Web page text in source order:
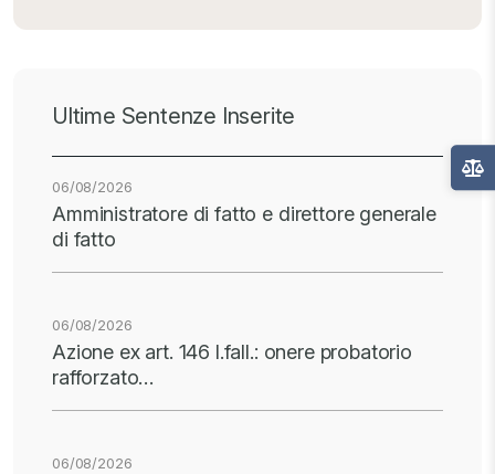
Ultime Sentenze Inserite
06/08/2026
Amministratore di fatto e direttore generale
di fatto
06/08/2026
Azione ex art. 146 l.fall.: onere probatorio
rafforzato…
06/08/2026